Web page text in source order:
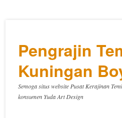
Pengrajin
Kuningan
Semoga situs website Pusat Kerajinan
konsumen Yuda Art Design